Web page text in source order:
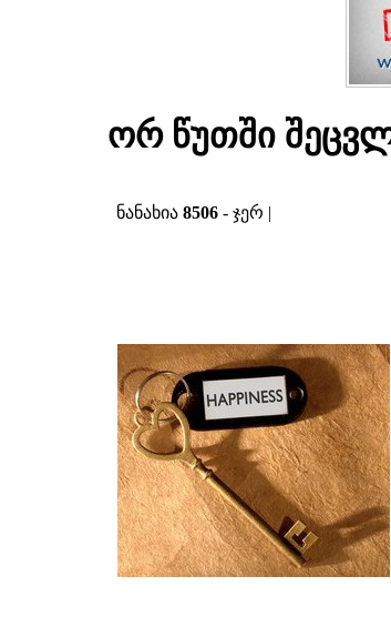
ორ წუთში
ნანახია 8506 - ჯერ |